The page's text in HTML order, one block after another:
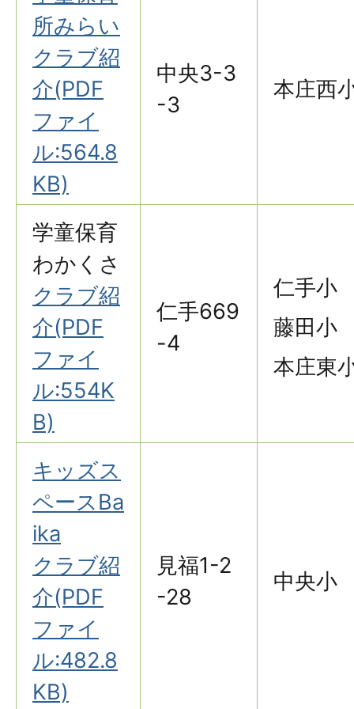
所みらい
クラブ紹
介(PDF
ファイ
ル:564.8
KB)
中央3-3
-3
本庄西
学童保育
わかくさ
クラブ紹
介(PDF
ファイ
ル:554K
B)
仁手669
-4
仁手小
藤田小
本庄東
キッズス
ペースBa
ika
クラブ紹
介(PDF
ファイ
ル:482.8
KB)
見福1-2
-28
中央小